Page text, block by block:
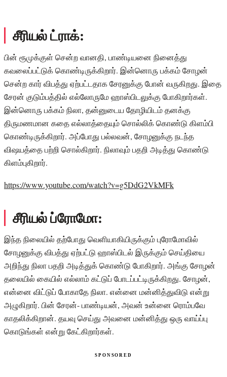
சீரியல் ட்ராக்:
பின் ரூமுக்குள் சென்ற வானதி, பாண்டியனை நினைத்து
கவலைப்பட்டுக் கொண்டிருக்கிறார். இன்னொரு பக்கம் சோழன்
சென்ற கார் விபத்து ஏற்பட்டதாக சேரனுக்கு போன் வருகிறது. இதை
சேரன் குடும்பத்தில் எல்லோருமே ஹாஸ்பிடலுக்கு போகிறார்கள்.
இன்னொரு பக்கம் நிலா, தன்னுடைய தோழியிடம் தனக்கு
திருமணமான கதை எல்லாத்தையும் சொல்லிக் கொண்டு கிளம்பி
கொண்டிருக்கிறார். அப்போது பல்லவன், சோழனுக்கு நடந்த
விஷயத்தை பற்றி சொல்கிறார். நிலாவும் பதறி அடித்து கொண்டு
கிளம்புகிறார்.
https://www.youtube.com/watch?v=g5DdG2VkMFk
சீரியல் ப்ரோமோ:
இந்த நிலையில் தற்போது வெளியாகியிருக்கும் புரோமோவில்
சோழனுக்கு விபத்து ஏற்பட்டு ஹாஸ்பிடல் இருக்கும் செய்தியை
அறிந்து நிலா பதறி அடித்துக் கொண்டு போகிறார். அங்கு சோழன்
தலையில் கையில் எல்லாம் கட்டுப் போடப்பட்டிருக்கிறது. சோழன்,
என்னை விட்டுப் போகாதே நிலா. என்னை மன்னித்துவிடு என்று
அழுகிறார். பின் சேரன்- பாண்டியன், அவன் உன்னை ரொம்பவே
காதலிக்கிறான். தயவு செய்து அவனை மன்னித்து ஒரு வாய்ப்பு
கொடுங்கள் என்று கேட்கிறார்கள்.